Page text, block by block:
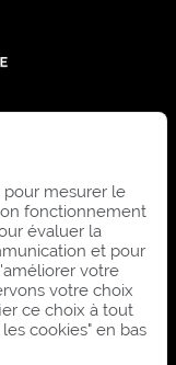
pour mesurer le
fonctionnement
évaluer la
et pour
votre
votre choix
ce choix à tout
cookies" en bas